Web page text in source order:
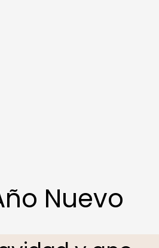
Nuevo